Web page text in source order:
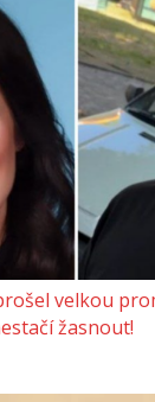
velkou
žasnout!